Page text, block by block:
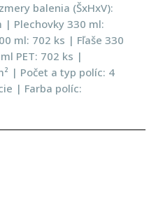
balenia (ŠxHxV):
| Plechovky 330 ml:
ml: 702 ks | Fľaše 330
PET: 702 ks |
| Počet a typ políc: 4
| Farba políc: